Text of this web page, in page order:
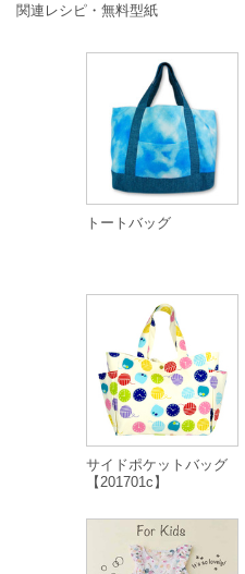
関連レシピ・無料型紙
トートバッグ
サイドポケットバッグ
【201701c】